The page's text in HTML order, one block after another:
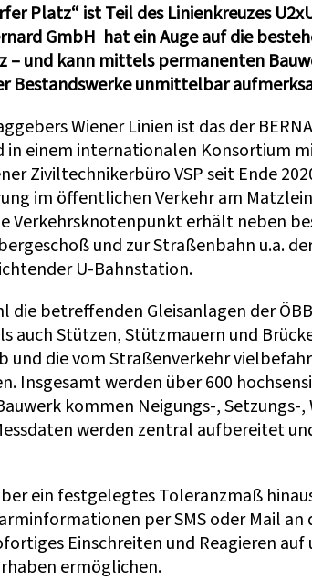
Platz“ ist Teil des Linienkreuzes
GmbH hat ein Auge auf die
– und kann mittels permanenten
Bestandswerke unmittelbar
Wiener Linien ist das der
in einem internationalen Konsortium
Ziviltechnikerbüro VSP seit Ende
im öffentlichen Verkehr am
Verkehrsknotenpunkt erhält neben
und zur Straßenbahn u.a.
U-Bahnstation.
betreffenden Gleisanlagen der
auch Stützen, Stützmauern und
und die vom Straßenverkehr
Insgesamt werden über 600
kommen Neigungs-, Setzungs-,
werden zentral aufbereitet
ein festgelegtes Toleranzmaß
per SMS oder Mail an
Einschreiten und Reagieren
ermöglichen.